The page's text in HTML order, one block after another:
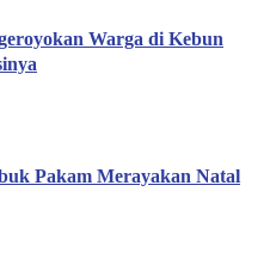
Warga di Kebun
Pakam Merayakan Natal